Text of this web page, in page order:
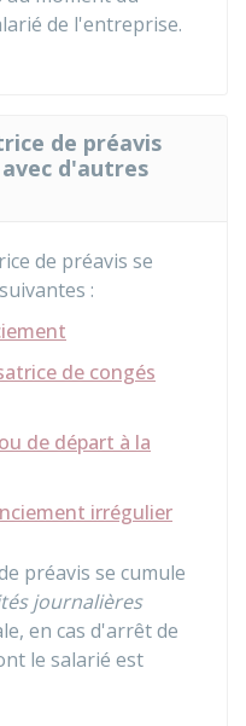
de l'entreprise.
de préavis
d'autres
de préavis se
:
de congés
de départ à la
irrégulier
préavis se cumule
journalières
en cas d'arrêt de
le salarié est